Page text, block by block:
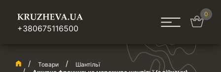
+380675116500
0
Товари
Шантільї